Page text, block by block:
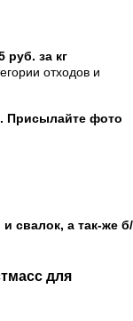
руб. за кг
отходов и
Присылайте фото
свалок, а так-же б/
для